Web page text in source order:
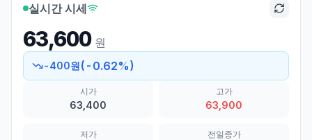
실시간 시세
63,600 원
-400원( -0.62%)
시가
63,400
고가
63,900
저가 전일종가